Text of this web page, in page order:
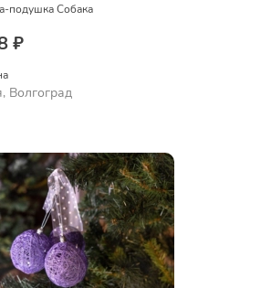
подушка Собака
₽
Волгоград